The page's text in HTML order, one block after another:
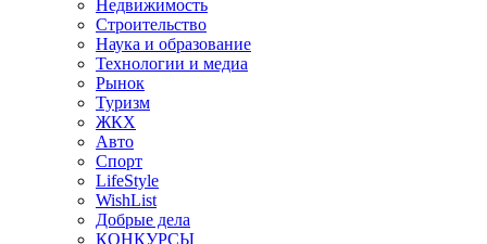
Недвижимость
Строительство
Наука и образование
Технологии и медиа
Рынок
Туризм
ЖКХ
Авто
Спорт
LifeStyle
WishList
Добрые дела
КОНКУРСЫ